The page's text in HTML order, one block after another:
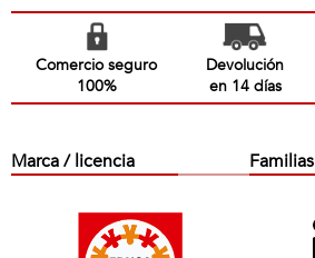
Comercio seguro
100%
Devolución
en 14 días
Marca / licencia Familias